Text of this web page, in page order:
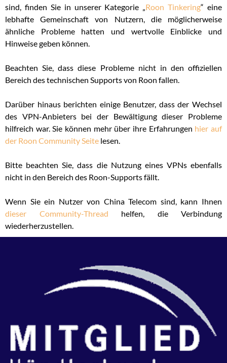
sind, finden Sie in unserer Kategorie „Roon Tinkering“ eine
lebhafte Gemeinschaft von Nutzern, die möglicherweise
ähnliche Probleme hatten und wertvolle Einblicke und
Hinweise geben können.
Beachten Sie, dass diese Probleme nicht in den offiziellen
Bereich des technischen Supports von Roon fallen.
Darüber hinaus berichten einige Benutzer, dass der Wechsel
des VPN-Anbieters bei der Bewältigung dieser Probleme
hilfreich war. Sie können mehr über ihre Erfahrungen hier auf
der Roon Community Seite lesen.
Bitte beachten Sie, dass die Nutzung eines VPNs ebenfalls
nicht in den Bereich des Roon-Supports fällt.
Wenn Sie ein Nutzer von China Telecom sind, kann Ihnen
dieser Community-Thread helfen, die Verbindung
wiederherzustellen.